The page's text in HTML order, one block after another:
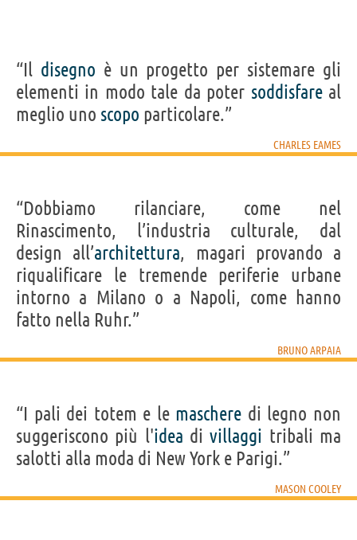
“Il disegno è un progetto per sistemare gli
elementi in modo tale da poter soddisfareal
meglio uno scopo particolare.”
CHARLES EAMES
“Dobbiamo rilanciare, come nel
Rinascimento, l’industria culturale, dal
design all’architettura, magari provando a
riqualificare le tremende periferie urbane
intorno a Milano o a Napoli, come hanno
fatto nella Ruhr.”
BRUNO ARPAIA
“I pali dei totem e le maschere di legno non
suggeriscono più l'idea divillaggi tribali ma
salotti alla moda di New York e Parigi.”
MASON COOLEY